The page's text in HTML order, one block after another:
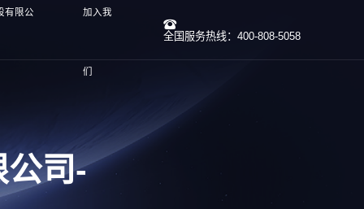
有限公 加入我
们
全国服务热线：400-808-5058
公司-